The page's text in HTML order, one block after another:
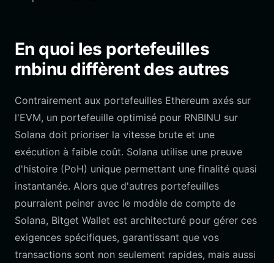
En quoi les portefeuilles
rnbinu diffèrent des autres
Contrairement aux portefeuilles Ethereum axés sur
l'EVM, un portefeuille optimisé pour RNBINU sur
Solana doit prioriser la vitesse brute et une
exécution à faible coût. Solana utilise une preuve
d'histoire (PoH) unique permettant une finalité quasi
instantanée. Alors que d'autres portefeuilles
pourraient peiner avec le modèle de compte de
Solana, Bitget Wallet est architecturé pour gérer ces
exigences spécifiques, garantissant que vos
transactions sont non seulement rapides, mais aussi